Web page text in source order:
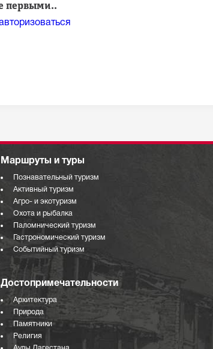
первыми..
Маршруты и туры
Познавательный туризм
Активный туризм
Агро- и экотуризм
Охота и рыбалка
Паломнический туризм
Гастрономический туризм
Событийный туризм
Достопримечательности
Архитектура
Природа
Памятники
Религия